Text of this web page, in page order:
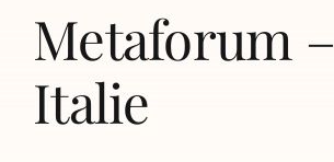
Metaforum –
Italie